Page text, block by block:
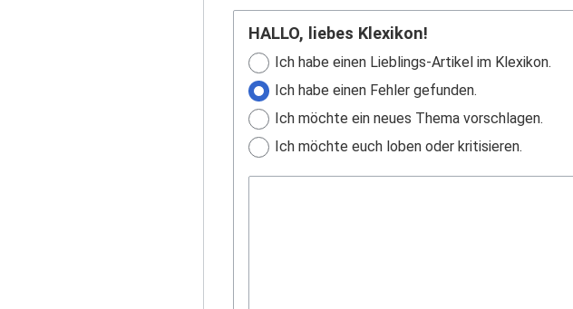
HALLO, liebes Klexikon!
Ich habe einen Lieblings-Artikel im Klexikon.
Ich habe einen Fehler gefunden.
Ich möchte ein neues Thema vorschlagen.
Ich möchte euch loben oder kritisieren.